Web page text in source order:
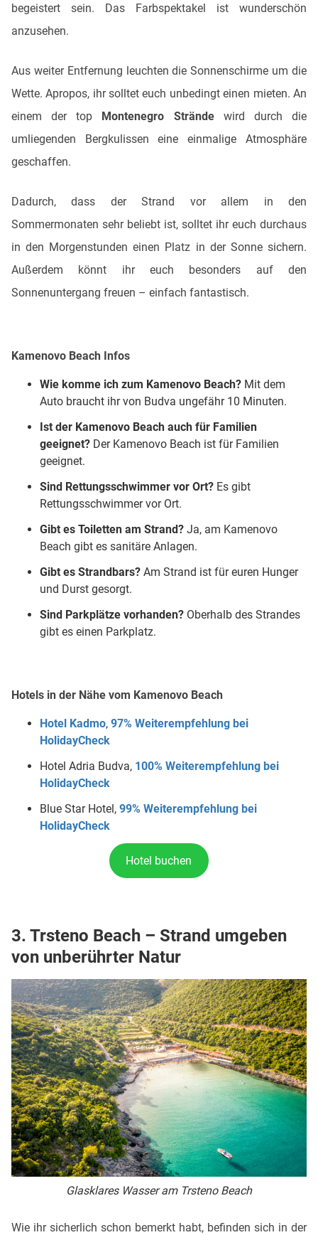
begeistert sein. Das Farbspektakel ist wunderschön
anzusehen.
Aus weiter Entfernung leuchten die Sonnenschirme um die
Wette. Apropos, ihr solltet euch unbedingt einen mieten. An
einem der top Montenegro Strändewird durch die
umliegenden Bergkulissen eine einmalige Atmosphäre
geschaffen.
Dadurch, dass der Strand vor allem in den
Sommermonaten sehr beliebt ist, solltet ihr euch durchaus
in den Morgenstunden einen Platz in der Sonne sichern.
Außerdem könnt ihr euch besonders auf den
Sonnenuntergang freuen – einfach fantastisch.
Kamenovo Beach Infos
Wie komme ich zum Kamenovo Beach? Mit dem
Auto braucht ihr von Budva ungefähr 10 Minuten.
Ist der Kamenovo Beach auch für Familien
geeignet? Der Kamenovo Beach ist für Familien
geeignet.
Sind Rettungsschwimmer vor Ort? Es gibt
Rettungsschwimmer vor Ort.
Gibt es Toiletten am Strand? Ja, am Kamenovo
Beach gibt es sanitäre Anlagen.
Gibt es Strandbars? Am Strand ist für euren Hunger
und Durst gesorgt.
Sind Parkplätze vorhanden? Oberhalb des Strandes
gibt es einen Parkplatz.
Hotels in der Nähe vom Kamenovo Beach
Hotel Kadmo, 97% Weiterempfehlung bei
HolidayCheck
Hotel Adria Budva, 100% Weiterempfehlung bei
HolidayCheck
Blue Star Hotel, 99% Weiterempfehlung bei
HolidayCheck
Hotel buchen
3. Trsteno Beach – Strand umgeben
von unberührter Natur
Glasklares Wasser am Trsteno Beach
Wie ihr sicherlich schon bemerkt habt, befinden sich in der